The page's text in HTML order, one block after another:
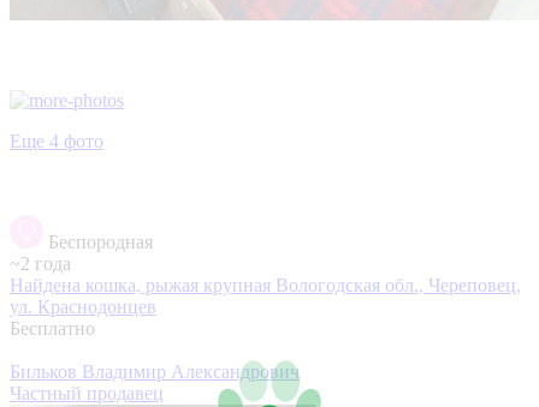
Еще 4 фото
Беспородная
~2 года
Найдена кошка, рыжая крупная Вологодская обл., Череповец,
ул. Краснодонцев
Бесплатно
Бильков Владимир Александрович
Частный продавец